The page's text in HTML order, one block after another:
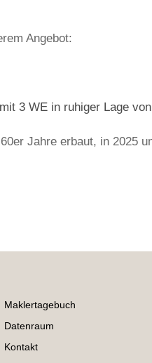
Angebot:
3 WE in ruhiger Lage
Jahre erbaut, in 2025
Maklertagebuch
Datenraum
Kontakt